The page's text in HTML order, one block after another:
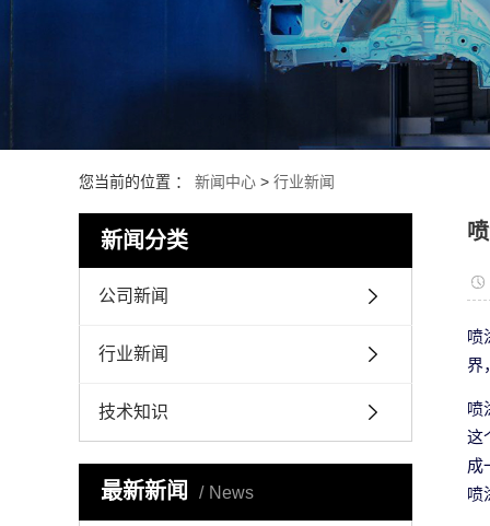
您当前的位置 ： 新闻中心 > 行业新闻
新闻分类
公司新闻
行业新闻
技术知识
最新新闻 News
喷
界
喷
这
成
喷